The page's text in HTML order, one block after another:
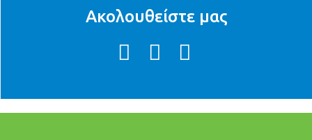
Ακολουθείστε μας